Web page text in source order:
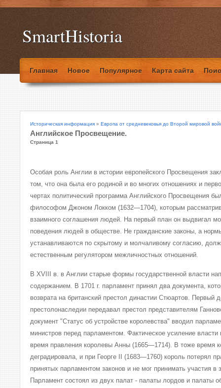
SmartHistoria
Главная Новое Популярное Карта сайта
Историческая информация » Европа от средневековья до Второй мировой
Английское Просвещение.
Страница 1
Особая роль Англии в истории европейского Просвещения
том, что она была его родиной и во многих отношениях и
чертах политический программа Английского Просвещения
философом Джоном Локком (1632—1704), которым
взаимного соглашения людей. На первый план он выдвигал
поведения людей в обществе. Не гражданские законы, а
устанавливаются по скрытому и молчаливому согласию,
естественным регулятором межличностных отношений.
В XVIII в. в Англии старые формы государственной власти
содержанием. В 1701 г. парламент принял два документа,
возврата на британский престол династии Стюартов. Первый
престолонаследии передавал престол представителям
документ "Статус об устройстве королевства" вводил
министров перед парламентом. Фактическое усиление
время правления королевы Анны (1665—1714). В тоже время
деградировала, и при Георге II (1683—1760) король потерял
принятых парламентом законов и не мог принимать участия в
Парламент состоял из двух палат - палаты лордов и палаты